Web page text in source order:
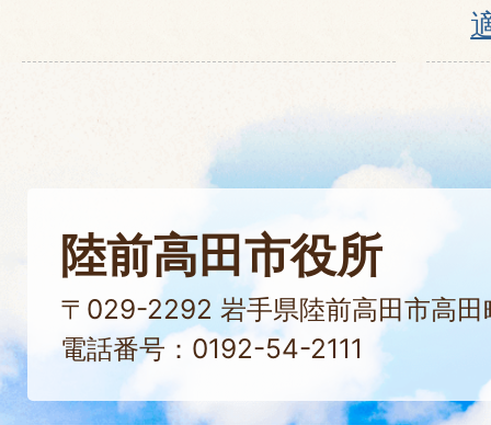
陸前高田市役所
〒029-2292 岩手県陸前高田市高田
電話番号：0192-54-2111